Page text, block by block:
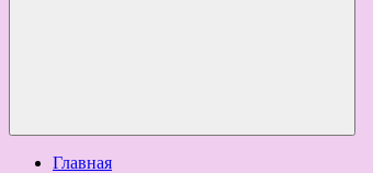
Главная